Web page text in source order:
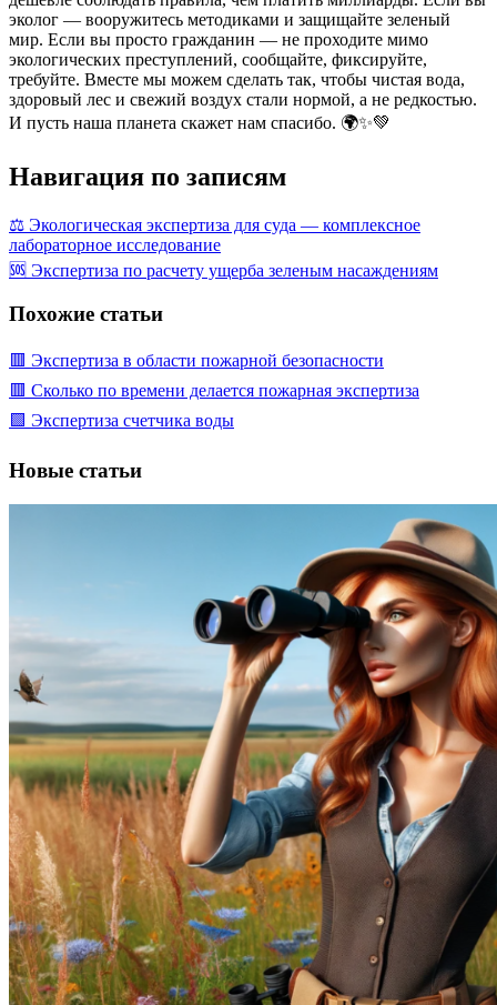
эколог — вооружитесь методиками и защищайте зеленый
мир. Если вы просто гражданин — не проходите мимо
экологических преступлений, сообщайте, фиксируйте,
требуйте. Вместе мы можем сделать так, чтобы чистая вода,
здоровый лес и свежий воздух стали нормой, а не редкостью.
И пусть наша планета скажет нам спасибо. 🌍✨💚
Навигация по записям
⚖️ Экологическая экспертиза для суда — комплексное
лабораторное исследование
🆘 Экспертиза по расчету ущерба зеленым насаждениям
Похожие статьи
🟥 Экспертиза в области пожарной безопасности
🟥 Сколько по времени делается пожарная экспертиза
🟩 Экспертиза счетчика воды
Новые статьи